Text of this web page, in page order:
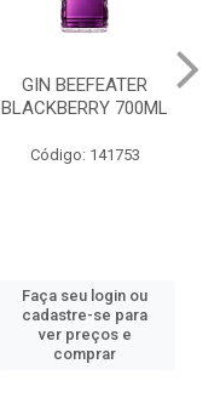
GIN BEEFEATER
BLACKBERRY 700ML
Código: 141753
Faça seu login ou
cadastre-se para
ver preços e
comprar